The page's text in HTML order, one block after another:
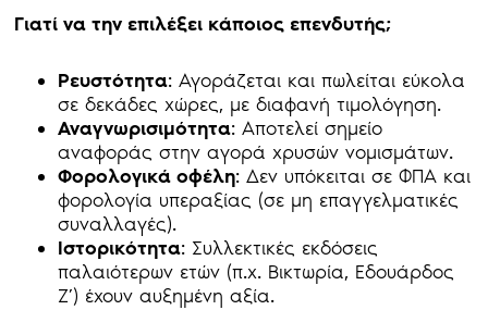
Γιατί να την επιλέξει κάποιος επενδυτής;
Ρευστότητα: Αγοράζεται και πωλείται εύκολα
σε δεκάδες χώρες, με διαφανή τιμολόγηση.
Αναγνωρισιμότητα: Αποτελεί σημείο
αναφοράς στην αγορά χρυσών νομισμάτων.
Φορολογικά οφέλη: Δεν υπόκειται σε ΦΠΑ και
φορολογία υπεραξίας (σε μη επαγγελματικές
συναλλαγές).
Ιστορικότητα: Συλλεκτικές εκδόσεις
παλαιότερων ετών (π.χ. Βικτωρία, Εδουάρδος
Ζ’) έχουν αυξημένη αξία.